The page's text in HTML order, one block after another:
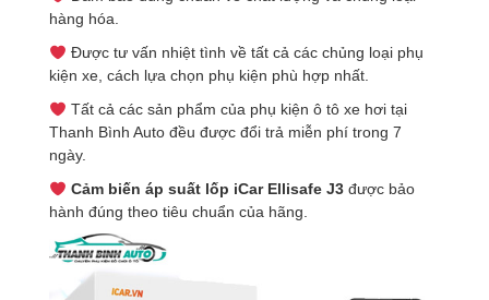
hàng hóa.
Được tư vấn nhiệt tình về tất cả các chủng loại phụ
kiện xe, cách lựa chọn phụ kiện phù hợp nhất.
Tất cả các sản phẩm của phụ kiện ô tô xe hơi tại
Thanh Bình Auto đều được đổi trả miễn phí trong 7
ngày.
Cảm biến áp suất lốp iCar Ellisafe J3 được bảo
hành đúng theo tiêu chuẩn của hãng.